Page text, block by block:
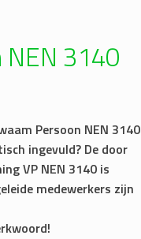
3140
Persoon NEN 3140
ingevuld? De door
VP NEN 3140 is
medewerkers zijn